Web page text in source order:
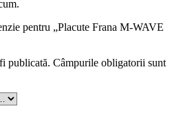
pentru „Placute Frana M-WAVE
publicată. Câmpurile obligatorii sunt